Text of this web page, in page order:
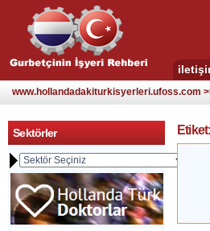
www.hollandadakiturkisyerleri.ufoss.com
Sektörler Etiket: